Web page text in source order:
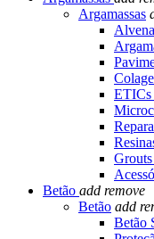
Argamassas
ETICs
Betão add remove
Betão add
Betão